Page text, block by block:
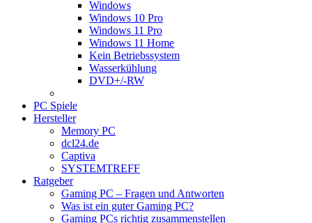
Windows
Windows 10 Pro
Windows 11 Pro
Windows 11 Home
Kein Betriebssystem
Wasserkühlung
DVD+/-RW
PC Spiele
Hersteller
Memory PC
dcl24.de
Captiva
SYSTEMTREFF
Ratgeber
Gaming PC – Fragen und Antworten
Was ist ein guter Gaming PC?
Gaming PCs richtig zusammenstellen